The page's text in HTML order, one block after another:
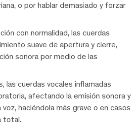
o por hablar demasiado y forzar
con normalidad, las cuerdas
suave de apertura y cierre,
sonora por medio de las
las cuerdas vocales inflamadas
afectando la emisión sonora y
haciéndola más grave o en casos
total.